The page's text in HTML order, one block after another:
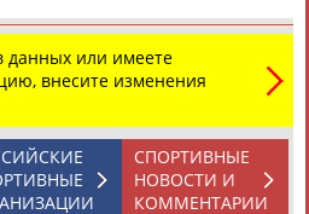
Андрей
Герман
данных или имеете
внесите изменения
СПОРТИВНЫЕ
НОВОСТИ И
КОММЕНТАРИИ